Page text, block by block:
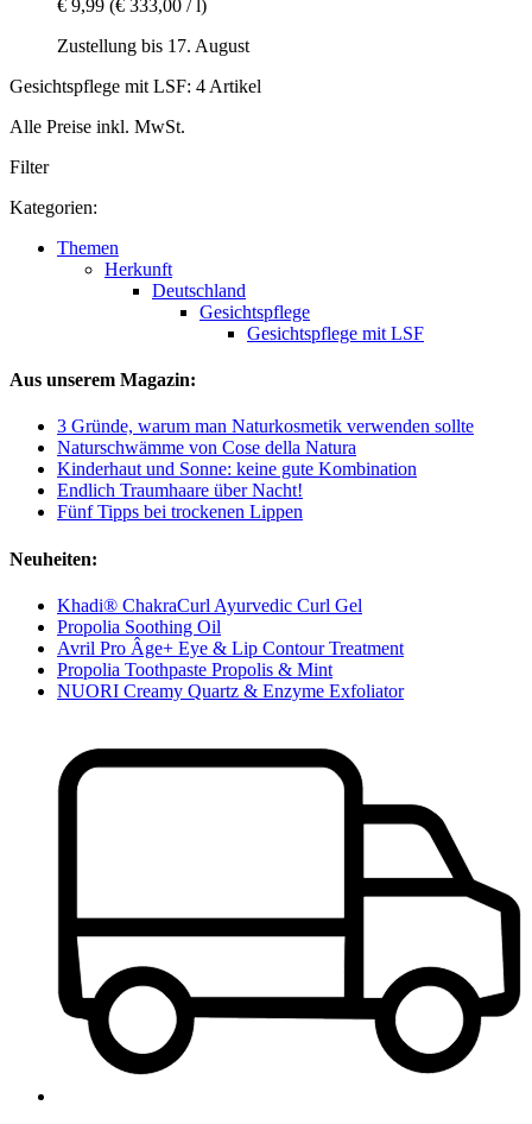
€ 9,99 (€ 333,00 / l)
Zustellung bis 17. August
Gesichtspflege mit LSF: 4 Artikel
Alle Preise inkl. MwSt.
Filter
Kategorien:
Themen
Herkunft
Deutschland
Gesichtspflege
Gesichtspflege mit LSF
Aus unserem Magazin:
3 Gründe, warum man Naturkosmetik verwenden sollte
Naturschwämme von Cose della Natura
Kinderhaut und Sonne: keine gute Kombination
Endlich Traumhaare über Nacht!
Fünf Tipps bei trockenen Lippen
Neuheiten:
Khadi® ChakraCurl Ayurvedic Curl Gel
Propolia Soothing Oil
Avril Pro Âge+ Eye & Lip Contour Treatment
Propolia Toothpaste Propolis & Mint
NUORI Creamy Quartz & Enzyme Exfoliator